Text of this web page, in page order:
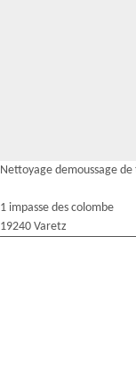
Nettoyage demoussage
1 impasse des colombe
19240 Varetz